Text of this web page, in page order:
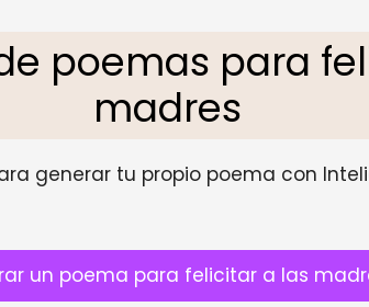
poemas para
madres
generar tu propio poema con
un poema para felicitar a las